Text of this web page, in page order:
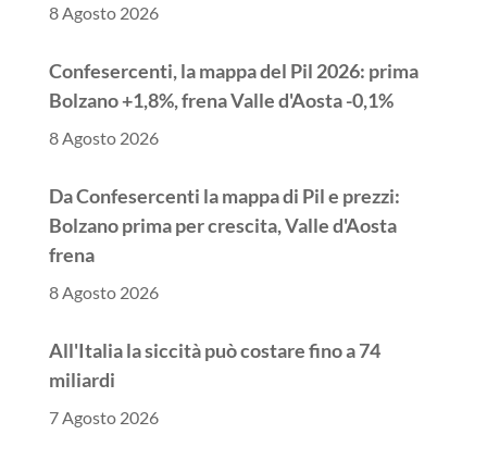
8 Agosto 2026
Confesercenti, la mappa del Pil 2026: prima
Bolzano +1,8%, frena Valle d'Aosta -0,1%
8 Agosto 2026
Da Confesercenti la mappa di Pil e prezzi:
Bolzano prima per crescita, Valle d'Aosta
frena
8 Agosto 2026
All'Italia la siccità può costare fino a 74
miliardi
7 Agosto 2026